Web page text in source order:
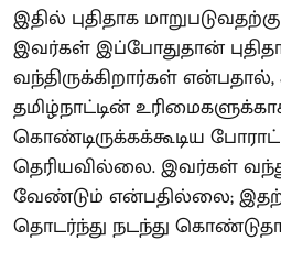
இதில் புதிதாக
இவர்கள் இப்போதுதான்
வந்திருக்கிறார்கள்
தமிழ்நாட்டின்
கொண்டிருக்கக்கூடிய
தெரியவில்லை. இவர்கள்
வேண்டும் என்பதில்லை;
தொடர்ந்து நடந்து